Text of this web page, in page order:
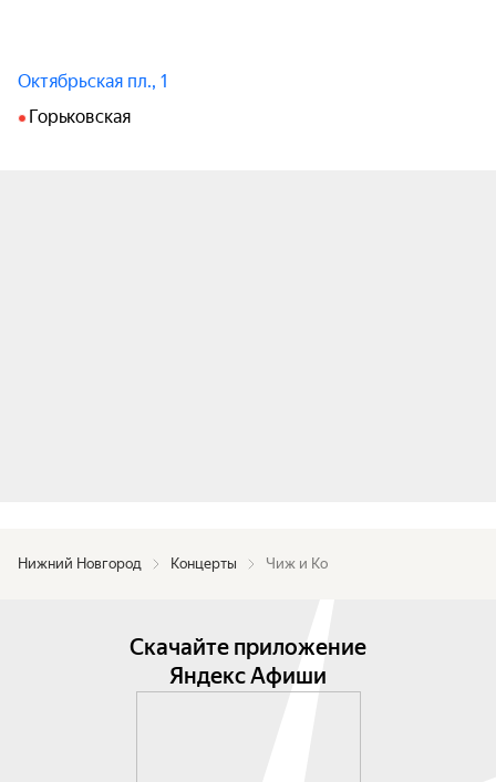
Октябрьская пл., 1
Горьковская
Нижний Новгород Концерты Чиж и Ко
Скачайте приложение
Яндекс Афиши